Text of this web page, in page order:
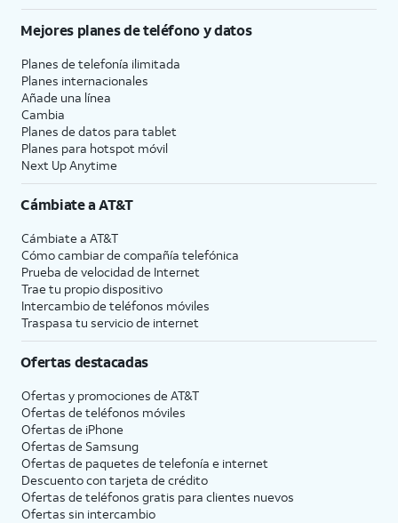
Mejores planes de teléfono y datos
Planes de telefonía ilimitada
Planes internacionales
Añade una línea
Cambia
Planes de datos para tablet
Planes para hotspot móvil
Next Up Anytime
Cámbiate aAT&T
Cámbiate a AT&T
Cómo cambiar de compañía telefónica
Prueba de velocidad de Internet
Trae tu propio dispositivo
Intercambio de teléfonos móviles
Traspasa tu servicio de internet
Ofertas destacadas
Ofertas y promociones de AT&T
Ofertas de teléfonos móviles
Ofertas de iPhone
Ofertas de Samsung
Ofertas de paquetes de telefonía e internet
Descuento con tarjeta de crédito
Ofertas de teléfonos gratis para clientes nuevos
Ofertas sin intercambio